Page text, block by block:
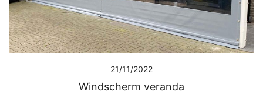
21/11/2022
Windscherm veranda